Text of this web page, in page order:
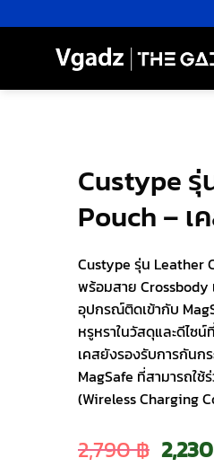
ไป
Custype รุ่
Pouch – เ
Custype รุ่น Leather
พร้อมสาย Crossbody
อุปกรณ์ติดเข้ากับ
หรูหราในวัสดุและดีไซ
เคสยังรองรับการกันก
MagSafe ที่สามารถใ
(Wireless Charging
2,790฿ 2,230